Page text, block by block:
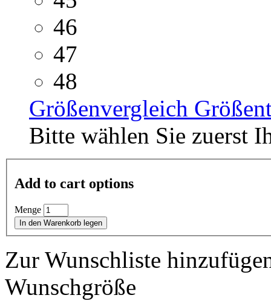
46
47
48
Größenvergleich
Bitte wählen Sie zuerst
Add to cart options
Menge
In den Warenkorb legen
Zur Wunschliste
Wunschgröße